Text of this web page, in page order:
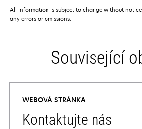
All information is subject to change without
any errors or omissions.
Související
WEBOVÁ STRÁNKA
Kontaktujte nás